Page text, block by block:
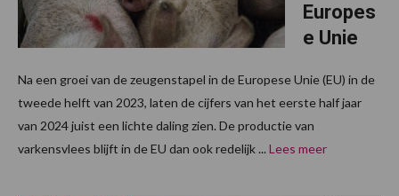
Europes
e Unie
Na een groei van de zeugenstapel in de Europese Unie (EU) in de
tweede helft van 2023, laten de cijfers van het eerste half jaar
van 2024 juist een lichte daling zien. De productie van
varkensvlees blijft in de EU dan ook redelijk ... Lees meer